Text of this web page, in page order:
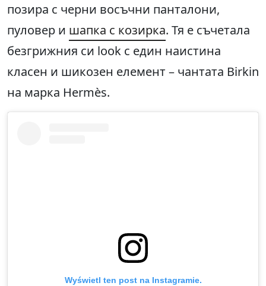
позира с черни восъчни панталони,
пуловер и шапка с козирка. Тя е съчетала
безгрижния си look с един наистина
класен и шикозен елемент – чантата Birkin
на марка Hermès.
Wyświetl ten post na Instagramie.